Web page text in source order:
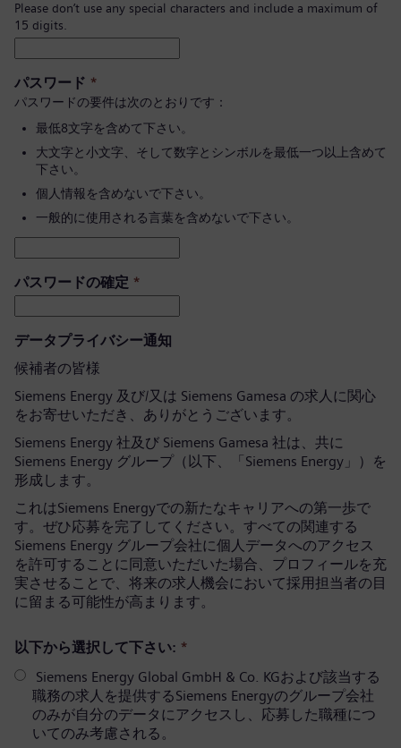
Please don’t use any special characters and include a maximum of
15 digits.
パスワード *
パスワードの要件は次のとおりです：
最低8文字を含めて下さい。
大文字と小文字、そして数字とシンボルを最低一つ以上含めて
下さい。
個人情報を含めないで下さい。
一般的に使用される言葉を含めないで下さい。
パスワードの確定 *
データプライバシー通知
候補者の皆様
Siemens Energy 及び/又は Siemens Gamesa の求人に関心
をお寄せいただき、ありがとうございます。
Siemens Energy 社及び Siemens Gamesa 社は、共に
Siemens Energy グループ（以下、「Siemens Energy」）を
形成します。
これはSiemens Energyでの新たなキャリアへの第一歩で
す。ぜひ応募を完了してください。すべての関連する
Siemens Energy グループ会社に個人データへのアクセス
を許可することに同意いただいた場合、プロフィールを充
実させることで、将来の求人機会において採用担当者の目
に留まる可能性が高まります。
以下から選択して下さい: *
Siemens Energy Global GmbH & Co. KGおよび該当する
職務の求人を提供するSiemens Energyのグループ会社
のみが自分のデータにアクセスし、応募した職種につ
いてのみ考慮される。